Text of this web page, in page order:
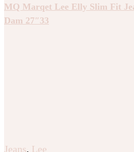
MQ Marqet Lee Elly Slim Fit
Dam 27″33
Jeans, Lee